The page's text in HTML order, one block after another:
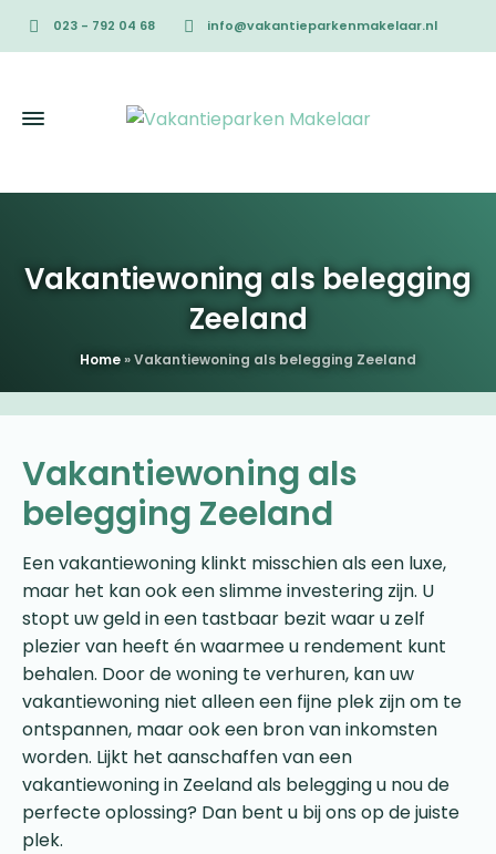
023 - 792 04 68 info@vakantieparkenmakelaar.nl
Vakantiewoning als belegging
Zeeland
Home»Vakantiewoning als belegging Zeeland
Vakantiewoning als
belegging Zeeland
Een vakantiewoning klinkt misschien als een luxe,
maar het kan ook een slimme investering zijn. U
stopt uw geld in een tastbaar bezit waar u zelf
plezier van heeft én waarmee u rendement kunt
behalen. Door de woning te verhuren, kan uw
vakantiewoning niet alleen een fijne plek zijn om te
ontspannen, maar ook een bron van inkomsten
worden. Lijkt het aanschaffen van een
vakantiewoning in Zeeland als belegging u nou de
perfecte oplossing? Dan bent u bij ons op de juiste
plek.